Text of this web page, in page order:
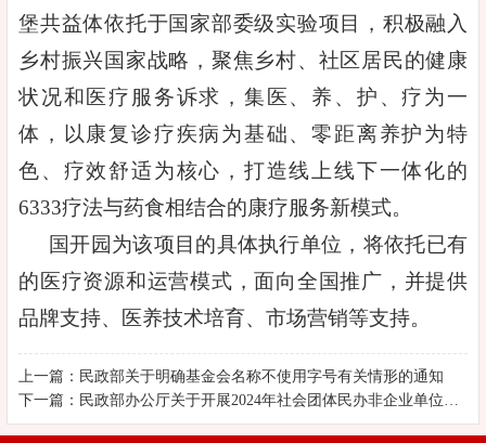
堡共益体依托于国家部委级实验项目，积极融入
乡村振兴国家战略，聚焦乡村、社区居民的健康
状况和医疗服务诉求，集医、养、护、疗为一
体，以康复诊疗疾病为基础、零距离养护为特
色、疗效舒适为核心，打造线上线下一体化的
6333疗法与药食相结合的康疗服务新模式。
国开园为该项目的具体执行单位，将依托已有
的医疗资源和运营模式，面向全国推广，并提供
品牌支持、医养技术培育、市场营销等支持。
上一篇：民政部关于明确基金会名称不使用字号有关情形的通知
下一篇：民政部办公厅关于开展2024年社会团体民办非企业单位抽查审计的通知